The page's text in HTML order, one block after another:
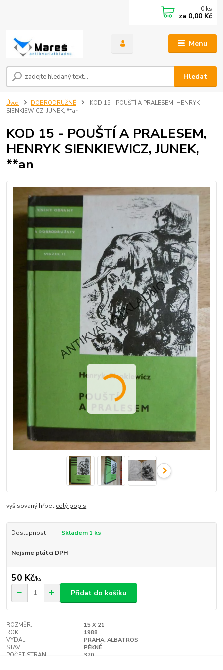
Menu
Hledat
0 ks
za 0,00 Kč
Úvod DOBRODRUŽNÉ
KOD 15 - POUŠTÍ A PRALESEM, HENRYK
SIENKIEWICZ, JUNEK, **an
KOD 15 - POUŠTÍ A PRALESEM,
HENRYK SIENKIEWICZ, JUNEK,
**an
vyšisovaný hřbet celý popis
Dostupnost Skladem 1 ks
Nejsme plátci DPH
50 Kč/ks
Přidat do košíku
ROZMĚR:
15 X 21
ROK:
1988
VYDAL:
PRAHA, ALBATROS
STAV:
PĚKNÉ
POČET STRAN:
320